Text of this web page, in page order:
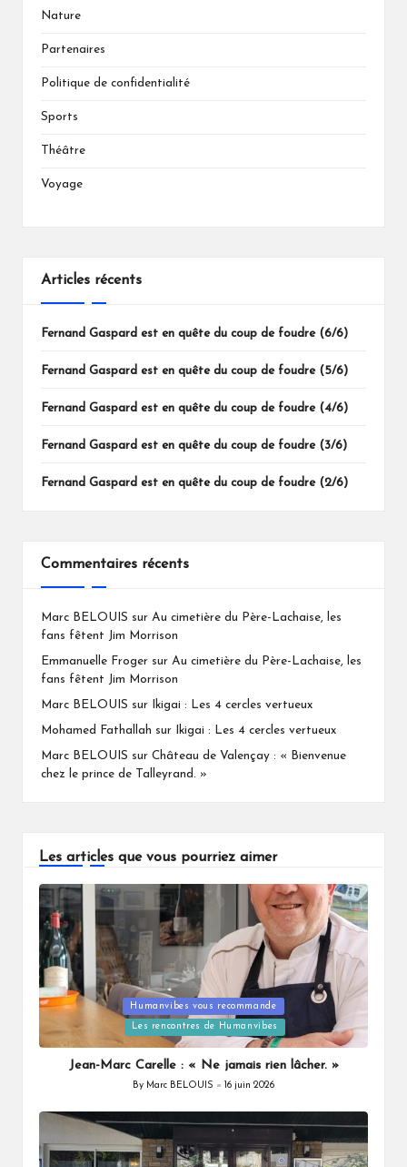
Nature
Partenaires
Politique de confidentialité
Sports
Théâtre
Voyage
Articles récents
Fernand Gaspard est en quête du coup de foudre (6/6)
Fernand Gaspard est en quête du coup de foudre (5/6)
Fernand Gaspard est en quête du coup de foudre (4/6)
Fernand Gaspard est en quête du coup de foudre (3/6)
Fernand Gaspard est en quête du coup de foudre (2/6)
Commentaires récents
Marc BELOUIS sur Au cimetière du Père-Lachaise, les
fans fêtent Jim Morrison
Emmanuelle Froger sur Au cimetière du Père-Lachaise, les
fans fêtent Jim Morrison
Marc BELOUIS sur Ikigai : Les 4 cercles vertueux
Mohamed Fathallah sur Ikigai : Les 4 cercles vertueux
Marc BELOUIS sur Château de Valençay : « Bienvenue
chez le prince de Talleyrand. »
Les articles que vous pourriez aimer
Posted
in
Humanvibes vous recommande
Les rencontres de Humanvibes
Jean-Marc Carelle : « Ne jamais rien lâcher. »
Posted
By Marc BELOUIS 16 juin 2026